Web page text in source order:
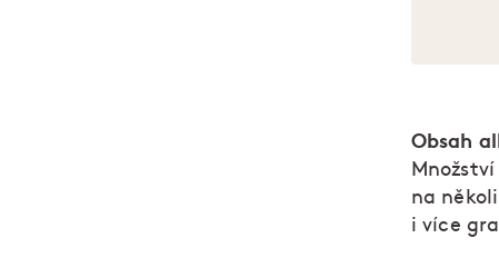
Obsah
na
i více